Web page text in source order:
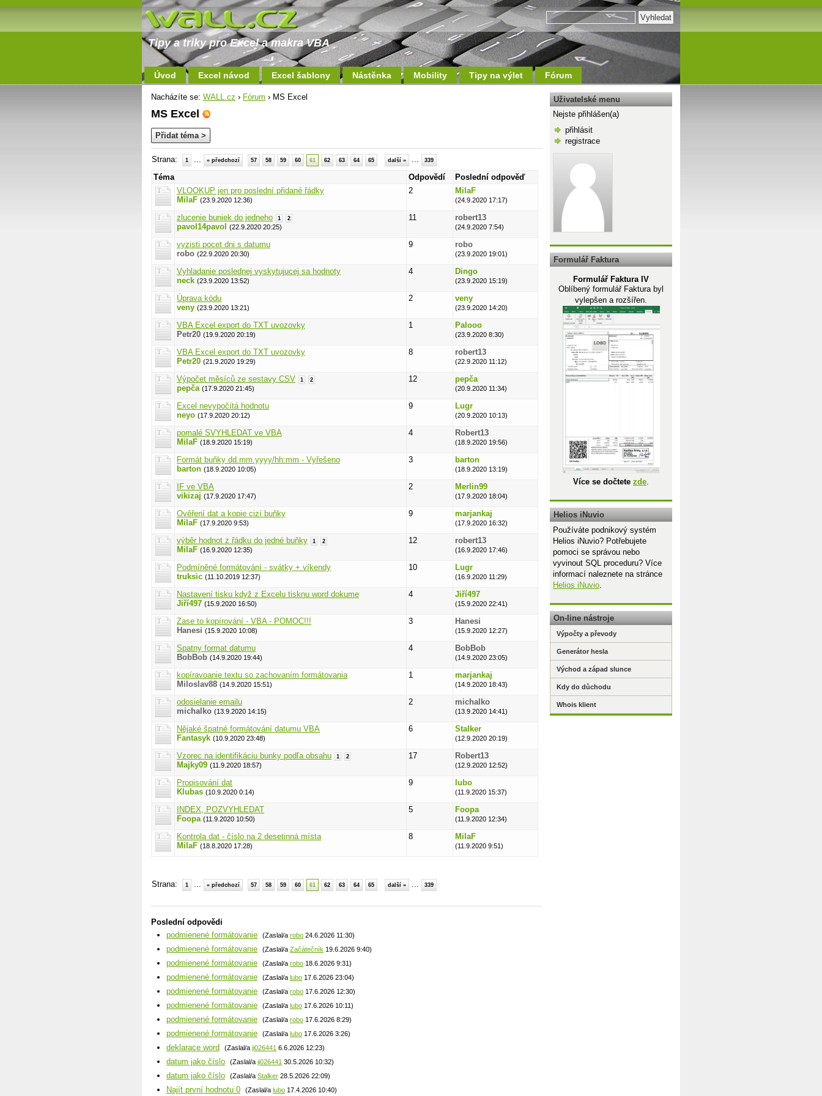
Tipy a triky pro Excel a makra VBA
Úvod Excel návod Excel šablony Nástěnka Mobility Tipy na výlet Fórum
Nacházíte se: WALL.cz › Fórum › MS Excel
MS Excel
Přidat téma >
Strana: 1 ... « předchozí 57 58 59 60 61 62 63 64 65 další » ... 339
Téma Odpovědí
Poslední odpověď
VLOOKUP jen pro poslední přidané řádky
MilaF (23.9.2020 12:36)
2 MilaF
(24.9.2020 17:17)
zlucenie buniek do jedneho 1 2
pavol14pavol (22.9.2020 20:25)
11 robert13
(24.9.2020 7:54)
vyzisti pocet dni s datumu
robo (22.9.2020 20:30)
9 robo
(23.9.2020 19:01)
Vyhladanie poslednej vyskytujucej sa hodnoty
neck (23.9.2020 13:52)
4 Dingo
(23.9.2020 15:19)
Úprava kódu
veny (23.9.2020 13:21)
2 veny
(23.9.2020 14:20)
VBA Excel export do TXT uvozovky
Petr20 (19.9.2020 20:19)
1 Palooo
(23.9.2020 8:30)
VBA Excel export do TXT uvozovky
Petr20 (21.9.2020 19:29)
8 robert13
(22.9.2020 11:12)
Výpočet měsíců ze sestavy CSV 1 2
pepča (17.9.2020 21:45)
12 pepča
(20.9.2020 11:34)
Excel nevypočítá hodnotu
neyo (17.9.2020 20:12)
9 Lugr
(20.9.2020 10:13)
pomalé SVYHLEDAT ve VBA
MilaF (18.9.2020 15:19)
4 Robert13
(18.9.2020 19:56)
Formát buňky dd.mm.yyyy/hh:mm - Vyřešeno
barton (18.9.2020 10:05)
3 barton
(18.9.2020 13:19)
IF ve VBA
vikizaj (17.9.2020 17:47)
2 Merlin99
(17.9.2020 18:04)
Ověření dat a kopie cizí buňky
MilaF (17.9.2020 9:53)
9 marjankaj
(17.9.2020 16:32)
výběr hodnot z řádku do jedné buňky 1 2
MilaF (16.9.2020 12:35)
12 robert13
(16.9.2020 17:46)
Podmíněné formátování - svátky + víkendy
truksic (11.10.2019 12:37)
10 Lugr
(16.9.2020 11:29)
Nastavení tisku když z Excelu tisknu word dokume
Jiří497 (15.9.2020 16:50)
4 Jiří497
(15.9.2020 22:41)
Zase to kopírování - VBA - POMOC!!!
Hanesi (15.9.2020 10:08)
3 Hanesi
(15.9.2020 12:27)
Spatny format datumu
BobBob (14.9.2020 19:44)
4 BobBob
(14.9.2020 23:05)
kopíravoanie textu so zachovaním formátovania
Miloslav88 (14.9.2020 15:51)
1 marjankaj
(14.9.2020 18:43)
odosielanie emailu
michalko (13.9.2020 14:15)
2 michalko
(13.9.2020 14:41)
Nějaké špatné formátování datumu VBA
Fantasyk (10.9.2020 23:48)
6 Stalker
(12.9.2020 20:19)
Vzorec na identifikáciu bunky podľa obsahu 1 2
Majky09 (11.9.2020 18:57)
17 Robert13
(12.9.2020 12:52)
Propisování dat
Klubas (10.9.2020 0:14)
9 lubo
(11.9.2020 15:37)
INDEX, POZVYHLEDAT
Foopa (11.9.2020 10:50)
5 Foopa
(11.9.2020 12:34)
Kontrola dat - číslo na 2 desetinná místa
MilaF (18.8.2020 17:28)
8 MilaF
(11.9.2020 9:51)
Strana: 1 ... « předchozí 57 58 59 60 61 62 63 64 65 další » ... 339
Poslední odpovědi
podmienené formátovanie
(Zaslal/a robo 24.6.2026 11:30)
podmienené formátovanie (Zaslal/a Začátečník 19.6.2026 9:40)
podmienené formátovanie (Zaslal/a robo 18.6.2026 9:31)
podmienené formátovanie (Zaslal/a lubo 17.6.2026 23:04)
podmienené formátovanie (Zaslal/a robo 17.6.2026 12:30)
podmienené formátovanie (Zaslal/a lubo 17.6.2026 10:11)
podmienené formátovanie (Zaslal/a robo 17.6.2026 8:29)
podmienené formátovanie (Zaslal/a lubo 17.6.2026 3:26)
deklarace word (Zaslal/a ji026441 6.6.2026 12:23)
datum jako číslo (Zaslal/a ji026441 30.5.2026 10:32)
datum jako číslo (Zaslal/a Stalker 28.5.2026 22:09)
Najít první hodnotu 0 (Zaslal/a lubo 17.4.2026 10:40)
Uživatelské menu
Nejste přihlášen(a)
přihlásit
registrace
Formulář Faktura
Formulář Faktura IV
Oblíbený formulář Faktura byl
vylepšen a rozšířen.
Více se dočtete zde.
Helios iNuvio
Používáte podnikový systém
Helios iNuvio? Potřebujete
pomoci se správou nebo
vyvinout SQL proceduru? Více
informací naleznete na stránce
Helios iNuvio.
On-line nástroje
Výpočty a převody
Generátor hesla
Východ a západ slunce
Kdy do důchodu
Whois klient